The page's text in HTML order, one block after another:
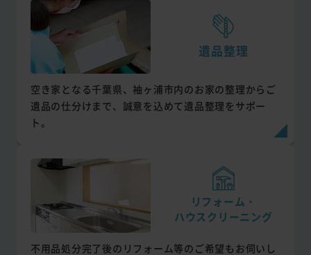
遺品整理
空き家となる千葉県、袖ヶ浦市内のお家の整理からご
遺品の仕分けまで、誠意を込めて遺品整理をサポー
ト。
リフォーム・
ハウスクリーニング
不用品処分完了後のリフォーム等のご希望もお伺いし